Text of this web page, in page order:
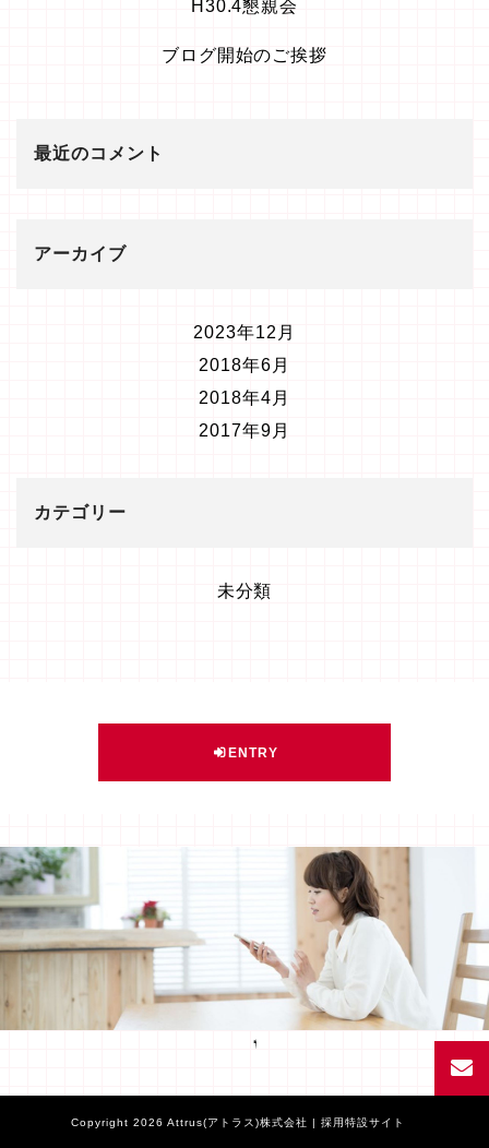
H30.4懇親会
ブログ開始のご挨拶
最近のコメント
アーカイブ
2023年12月
2018年6月
2018年4月
2017年9月
カテゴリー
未分類
ENTRY
Facebook
Copyright 2026 Attrus(アトラス)株式会社 | 採用特設サイト